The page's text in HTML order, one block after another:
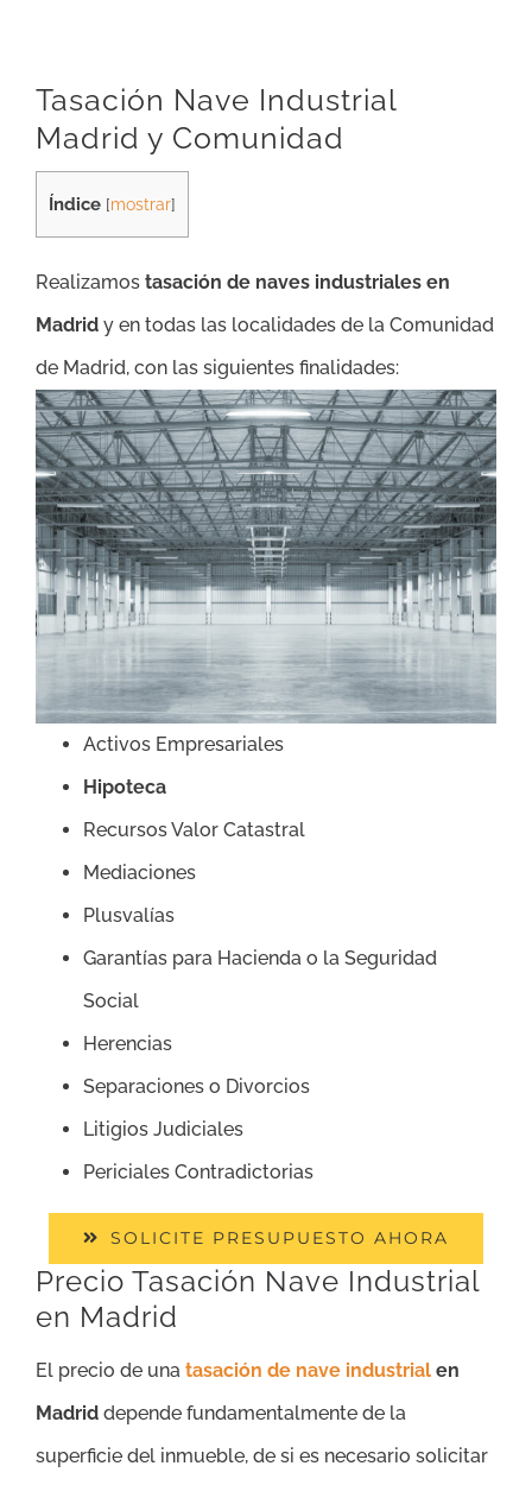
Tasación Nave Industrial
Madrid y Comunidad
Índice [mostrar]
Realizamos tasación de naves industriales en
Madrid y en todas las localidades de la Comunidad
de Madrid, con las siguientes finalidades:
Activos Empresariales
Hipoteca
Recursos Valor Catastral
Mediaciones
Plusvalías
Garantías para Hacienda o la Seguridad
Social
Herencias
Separaciones o Divorcios
Litigios Judiciales
Periciales Contradictorias
SOLICITE PRESUPUESTO AHORA
Precio Tasación Nave Industrial
en Madrid
El precio de una tasación de nave industrial en
Madrid depende fundamentalmente de la
superficie del inmueble, de si es necesario solicitar